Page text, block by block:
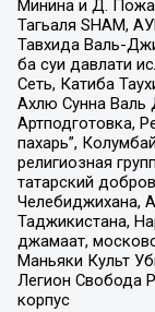
Минина и Д.
Тагьаля SHAM,
Тавхида Валь-
ба суи давлати
Сеть, Катиба
Ахлю Сунна Валь
Артподготовка,
пахарь”,
религиозная
татарский
Челебиджихана,
Таджикистана,
джамаат,
Маньяки Культ
Легион Свобода
корпус